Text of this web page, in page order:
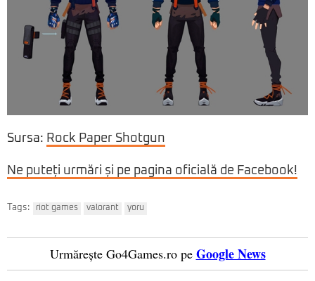
Sursa: Rock Paper Shotgun
Ne puteți urmări și pe pagina oficială de Facebook!
Tags: riot games valorant yoru
Urmărește Go4Games.ro pe Google News